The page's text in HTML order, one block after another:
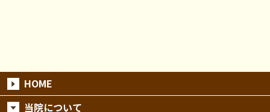
HOME
当院について